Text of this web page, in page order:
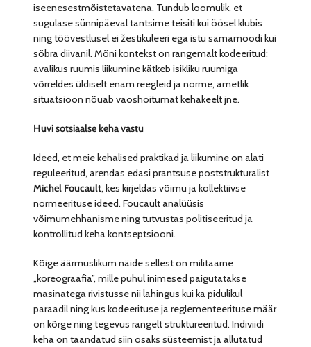
iseenesestmõistetavatena. Tundub loomulik, et
sugulase sünnipäeval tantsime teisiti kui öösel klubis
ning töövestlusel ei žestikuleeri ega istu samamoodi kui
sõbra diivanil. Mõni kontekst on rangemalt kodeeritud:
avalikus ruumis liikumine kätkeb isikliku ruumiga
võrreldes üldiselt enam reegleid ja norme, ametlik
situatsioon nõuab vaoshoitumat kehakeelt jne.
Huvi sotsiaalse keha vastu
Ideed, et meie kehalised praktikad ja liikumine on alati
reguleeritud, arendas edasi prantsuse poststrukturalist
Michel Foucault, kes kirjeldas võimu ja kollektiivse
normeerituse ideed. Foucault analüüsis
võimumehhanisme ning tutvustas politiseeritud ja
kontrollitud keha kontseptsiooni.
Kõige äärmuslikum näide sellest on militaarne
„koreograafia”, mille puhul inimesed paigutatakse
masinatega rivistusse nii lahingus kui ka pidulikul
paraadil ning kus kodeerituse ja reglementeerituse määr
on kõrge ning tegevus rangelt struktureeritud. Indiviidi
keha on taandatud siin osaks süsteemist ja allutatud